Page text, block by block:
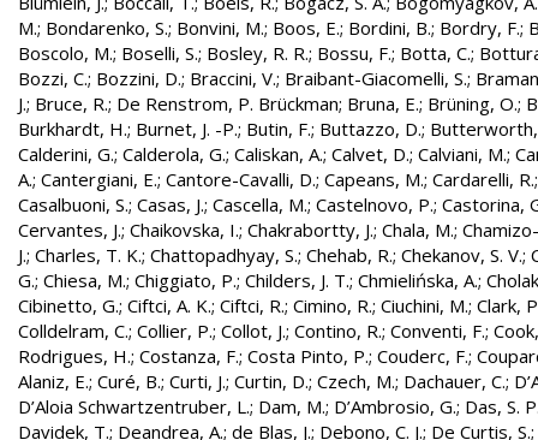
M.; Bondarenko, S.; Bonvini, M.; Boos, E.; Bordini, B.; Bordry, F.;
Boscolo, M.; Boselli, S.; Bosley, R. R.; Bossu, F.; Botta, C.;
Bozzi, C.; Bozzini, D.; Braccini, V.; Braibant-Giacomelli, S.;
J.; Bruce, R.; De Renstrom, P. Brückman; Bruna, E.; Brüning, O.;
Burkhardt, H.; Burnet, J. -P.; Butin, F.; Buttazzo, D.;
Calderini, G.; Calderola, G.; Caliskan, A.; Calvet, D.; Calviani, M.;
A.; Cantergiani, E.; Cantore-Cavalli, D.; Capeans, M.; Cardarelli, R.
Casalbuoni, S.; Casas, J.; Cascella, M.; Castelnovo, P.; Castorina,
Cervantes, J.; Chaikovska, I.; Chakrabortty, J.; Chala, M.;
J.; Charles, T. K.; Chattopadhyay, S.; Chehab, R.; Chekanov, S. V.;
G.; Chiesa, M.; Chiggiato, P.; Childers, J. T.; Chmielińska, A.;
Cibinetto, G.; Ciftci, A. K.; Ciftci, R.; Cimino, R.; Ciuchini, M.; Clark,
Colldelram, C.; Collier, P.; Collot, J.; Contino, R.; Conventi, F.;
Rodrigues, H.; Costanza, F.; Costa Pinto, P.; Couderc, F.;
Alaniz, E.; Curé, B.; Curti, J.; Curtin, D.; Czech, M.; Dachauer, C.;
D’Aloia Schwartzentruber, L.; Dam, M.; D’Ambrosio, G.; Das, S.
Davidek, T.; Deandrea, A.; de Blas, J.; Debono, C. J.; De Curtis, S.;